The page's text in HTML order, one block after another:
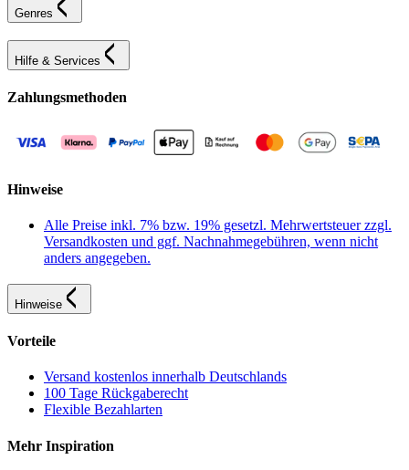
Genres
Hilfe & Services
Zahlungsmethoden
Hinweise
Alle Preise inkl. 7% bzw. 19% gesetzl. Mehrwertsteuer zzgl.
Versandkosten und ggf. Nachnahmegebühren, wenn nicht
anders angegeben.
Hinweise
Vorteile
Versand kostenlos innerhalb Deutschlands
100 Tage Rückgaberecht
Flexible Bezahlarten
Mehr Inspiration